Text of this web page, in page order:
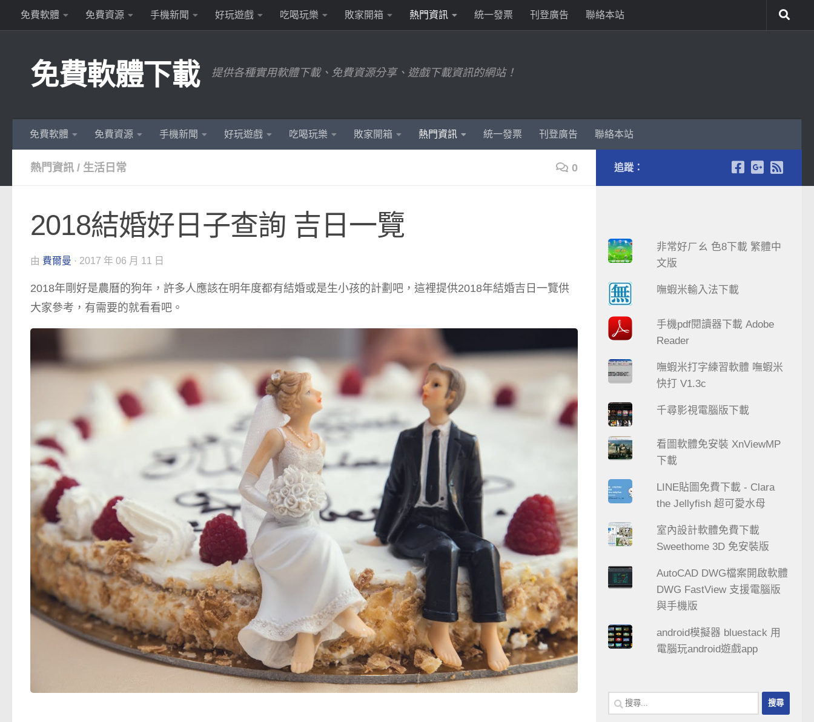
Skip to content
免費軟體 免費資源 手機新聞 好玩遊戲 吃喝玩樂 敗家開箱 熱門資訊 統一發票 刊登廣告 聯絡本站
免費軟體下載 提供各種實用軟體下載、免費資源分享、遊戲下載資訊的網站！
免費軟體 免費資源 手機新聞 好玩遊戲 吃喝玩樂 敗家開箱 熱門資訊 統一發票 刊登廣告 聯絡本站
熱門資訊 / 生活日常 0
2018結婚好日子查詢 吉日一覽
由 費爾曼 · 2017 年 06 月 11 日
2018年剛好是農曆的狗年，許多人應該在明年度都有結婚或是生小孩的計劃吧，這裡提供2018年結婚吉日一覽供
大家參考，有需要的就看看吧。
追蹤：
非常好ㄏㄠ 色8下載 繁體中
文版
嘸蝦米輸入法下載
手機pdf閱讀器下載 Adobe
Reader
嘸蝦米打字練習軟體 嘸蝦米
快打 V1.3c
千尋影視電腦版下載
看圖軟體免安裝 XnViewMP
下載
LINE貼圖免費下載 - Clara
the Jellyfish 超可愛水母
室內設計軟體免費下載
Sweethome 3D 免安裝版
AutoCAD DWG檔案開啟軟體
DWG FastView 支援電腦版
與手機版
android模擬器 bluestack 用
電腦玩android遊戲app
搜
尋